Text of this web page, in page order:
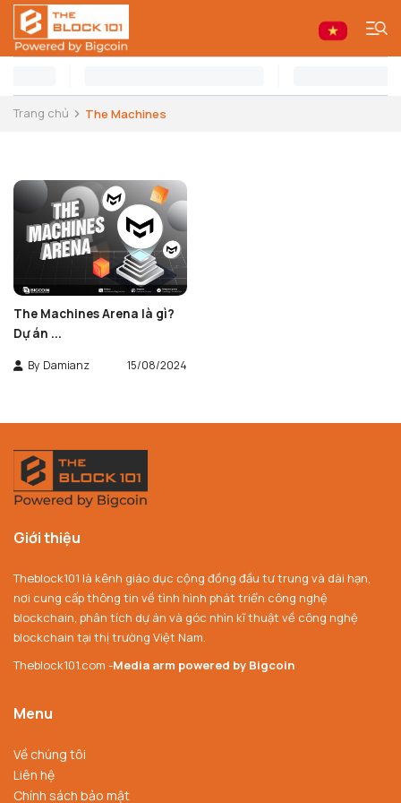
Trang chủ The Machines
The Machines Arena là gì?
Dự án ...
By Damianz 15/08/2024
Giới thiệu
Theblock101 là kênh giáo dục cộng đồng đầu tư trung và dài hạn,
nơi cung cấp thông tin về tình hình phát triển công nghệ
blockchain, phân tích dự án và góc nhìn kĩ thuật về công nghệ
blockchain tại thị trường Việt Nam.
Theblock101.com -Media arm powered by Bigcoin
Menu
Về chúng tôi
Liên hệ
Chính sách bảo mật